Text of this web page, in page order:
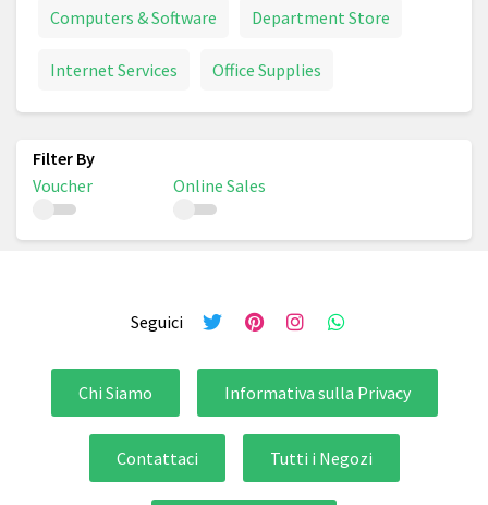
Computers & Software Department Store
Internet Services Office Supplies
Voucher Online Sales
Seguici
Chi Siamo Informativa sulla Privacy
Contattaci Tutti i Negozi